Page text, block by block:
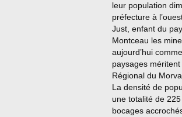
leur population
préfecture à
Just, enfant du
Montceau les
aujourd’hui
paysages
Régional du
La densité de
une totalité de
bocages